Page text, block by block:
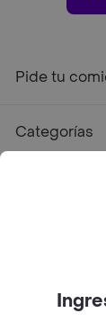
Pide tu
Categorías